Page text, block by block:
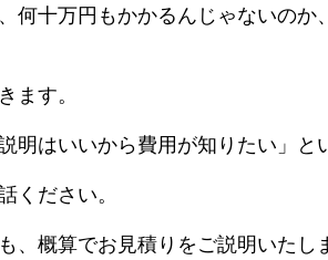
何十万円もかかるんじゃないのか
ます。
明はいいから費用が知りたい」と
ください。
、概算でお見積りをご説明いたし